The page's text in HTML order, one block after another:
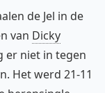
de Jel in de
van Dicky
er niet in tegen
Het werd 21-11